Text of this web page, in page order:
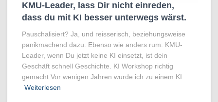
KMU-Leader, lass Dir nicht einreden,
dass du mit KI besser unterwegs wärst.
Pauschalisiert? Ja, und reisserisch, beziehungsweise
panikmachend dazu. Ebenso wie anders rum: KMU-
Leader, wenn Du jetzt keine KI einsetzt, ist dein
Geschäft schnell Geschichte. KI Workshop richtig
gemacht Vor wenigen Jahren wurde ich zu einem KI
Weiterlesen